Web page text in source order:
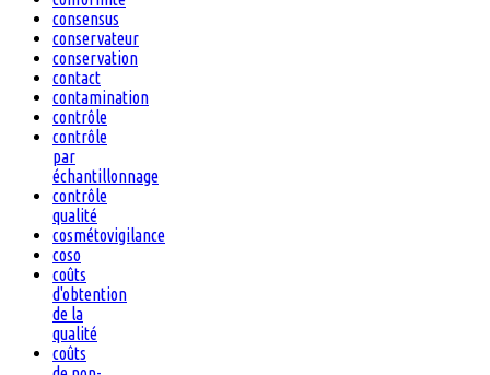
consensus
conservateur
conservation
contact
contamination
contrôle
contrôle
par
échantillonnage
contrôle
qualité
cosmétovigilance
coso
coûts
d'obtention
de la
qualité
coûts